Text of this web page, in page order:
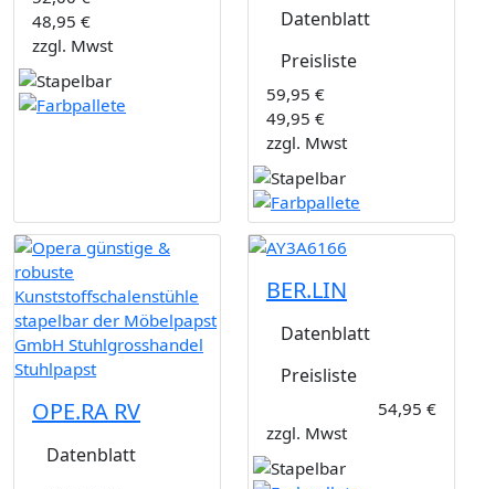
48,95 €
zzgl. Mwst
Datenblatt
Preisliste
59,95 €
49,95 €
zzgl. Mwst
OPE.RA RV
Datenblatt
BER.LIN
Datenblatt
Preisliste
54,95 €
zzgl. Mwst